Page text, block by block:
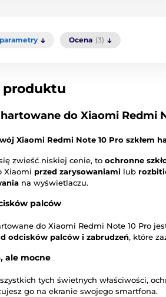
Ocena (3)
produktu
hartowane do Xiaomi Redmi
Xiaomi Redmi Note 10 Pro szkłem
zwieść niskiej cenie, to ochronne
Xiaomi przed zarysowaniami lub
na wyświetlaczu.
palców
do Xiaomi Redmi Note 10 Pro
odcisków palców i zabrudzeń, które
ale mocne
tych świetnych właściwości,
go na ekranie swojego smartfona.